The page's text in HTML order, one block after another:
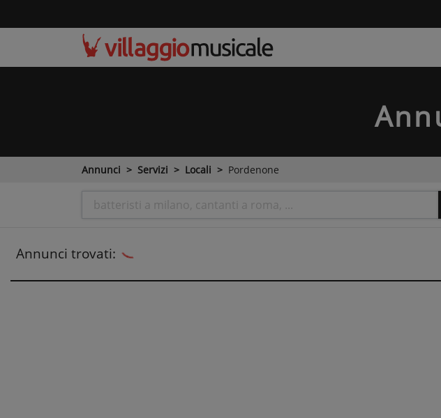
Annunci Servizi Locali Pordenone
Annunci trovati: